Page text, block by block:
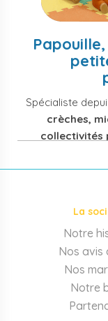
Spécialiste
crèches,
collectivités
puériculture,
d'accueil de
Lits crèche en
langer sur
chaises
séparation. Tout
La
Notre
Nos avis
Nos
Notre